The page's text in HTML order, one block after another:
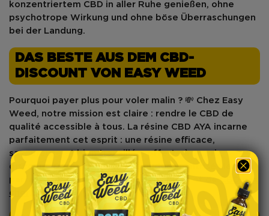
konzentriertem CBD in aller Ruhe genießen, ohne
psychotrope Wirkung und ohne böse Überraschungen
bei der Landung.
DAS BESTE AUS DEM CBD-
DISCOUNT VON EASY WEED
Pourquoi payer plus pour voler malin ? 💸 Chez
Easy
Weed , notre mission est claire : rendre le CBD de
qualité accessible à tous. La résine CBD AYA incarne
parfaitement cet esprit : une résine efficace,
savoureuse et bien travaillée, offerte à unprix
discount. Détente maximale, budget maîtrisé : le vol
parfait pour les amateurs de bons plans et de
CBD pas
cher